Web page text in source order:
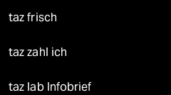
taz frisch
taz zahl ich
taz lab Infobrief